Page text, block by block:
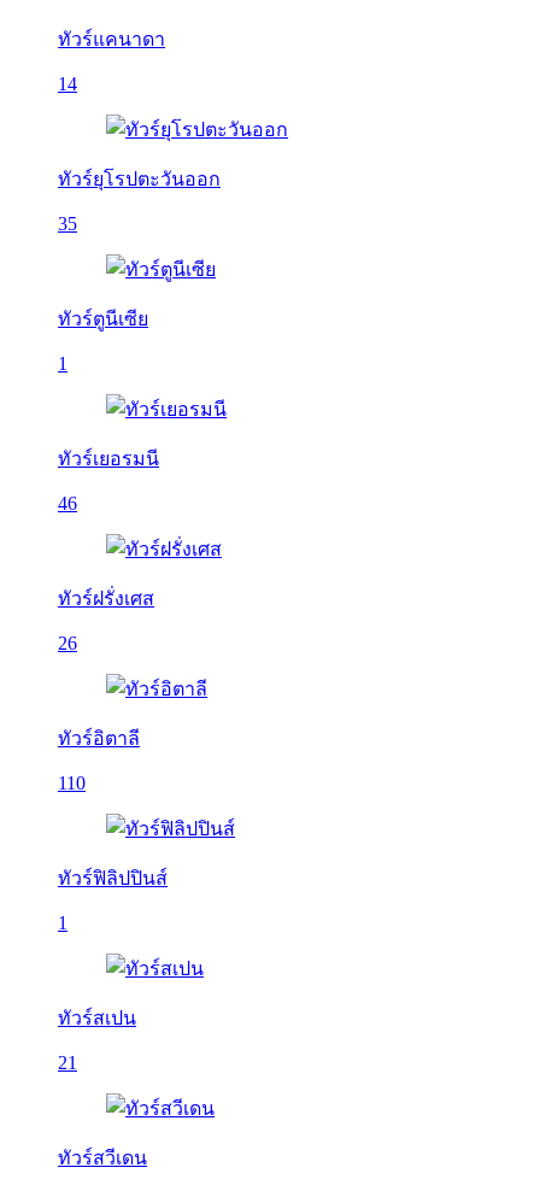
ทัวร์แคนาดา
14
ทัวร์ยุโรปตะวันออก
35
ทัวร์ตูนีเซีย
1
ทัวร์เยอรมนี
46
ทัวร์ฝรั่งเศส
26
ทัวร์อิตาลี
110
ทัวร์ฟิลิปปินส์
1
ทัวร์สเปน
21
ทัวร์สวีเดน